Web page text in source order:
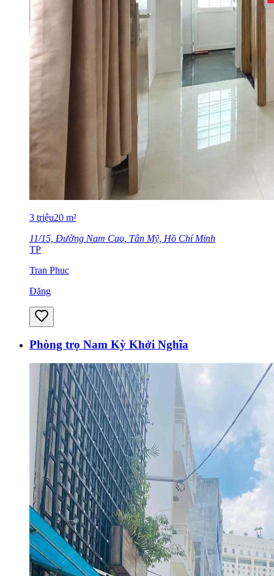
3 triệu20 m²
11/15, Đường Nam Cao, Tân Mỹ, Hồ Chí Minh
TP
Tran Phuc
Đăng
Phòng trọ Nam Kỳ Khởi Nghĩa